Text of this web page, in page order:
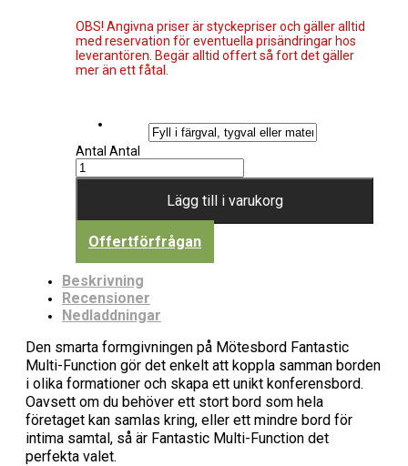
OBS! Angivna priser är styckepriser och gäller alltid
med reservation för eventuella prisändringar hos
leverantören. Begär alltid offert så fort det gäller
mer än ett fåtal.
Antal Antal
Lägg till i varukorg
Offertförfrågan
Beskrivning
Recensioner
Nedladdningar
Den smarta formgivningen på Mötesbord Fantastic
Multi-Function gör det enkelt att koppla samman borden
i olika formationer och skapa ett unikt konferensbord.
Oavsett om du behöver ett stort bord som hela
företaget kan samlas kring, eller ett mindre bord för
intima samtal, så är Fantastic Multi-Function det
perfekta valet.